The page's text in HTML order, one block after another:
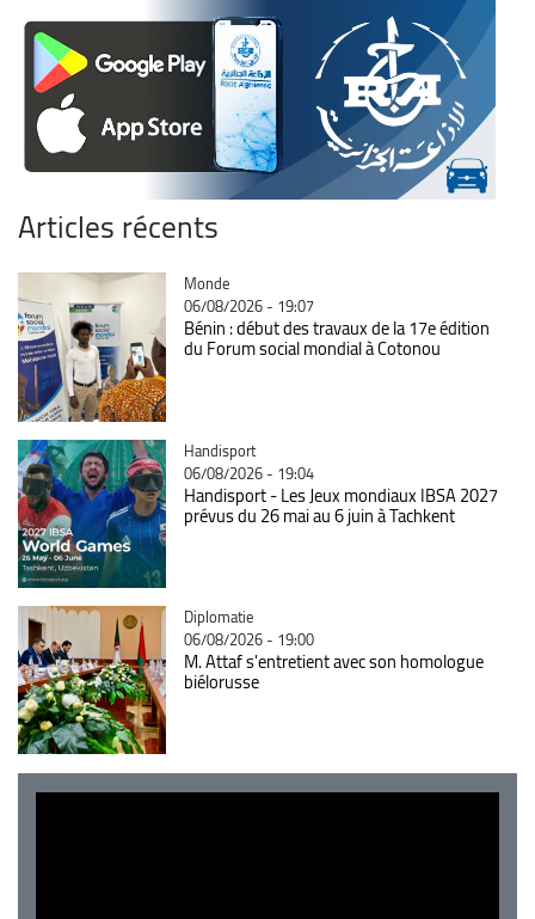
Articles récents
Catégorie
Monde
06/08/2026 - 19:07
Bénin : début des travaux de la 17e édition
du Forum social mondial à Cotonou
Catégorie
Handisport
06/08/2026 - 19:04
Handisport - Les Jeux mondiaux IBSA 2027
prévus du 26 mai au 6 juin à Tachkent
Catégorie
Diplomatie
06/08/2026 - 19:00
M. Attaf s'entretient avec son homologue
biélorusse